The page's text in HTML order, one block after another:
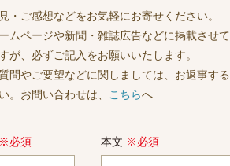
・ご感想などをお気軽にお寄せください。
ムページや新聞・雑誌広告などに掲載させ
、必ずご記入をお願いいたします。
問やご要望などに関しましては、お返事する
。お問い合わせは、
こちらへ
※必須 本文 ※必須